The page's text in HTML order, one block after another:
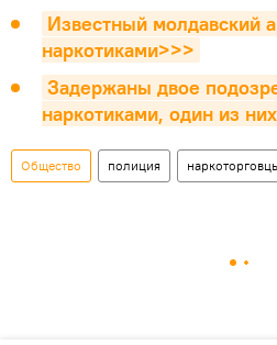
Известный молдавский
наркотиками>>>
Задержаны двое
наркотиками, один из
Общество полиция